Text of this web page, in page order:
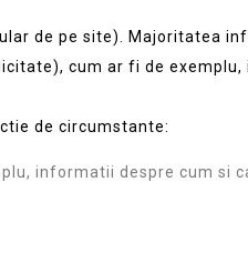
de pe site). Majoritatea
cum ar fi de
de circumstante:
informatii despre cum si